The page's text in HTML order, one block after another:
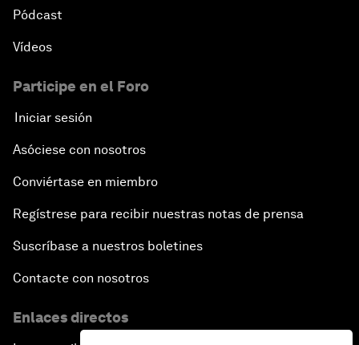
Pódcast
Vídeos
Participe en el Foro
Iniciar sesión
Asóciese con nosotros
Conviértase en miembro
Regístrese para recibir nuestras notas de prensa
Suscríbase a nuestros boletines
Contacte con nosotros
Enlaces directos